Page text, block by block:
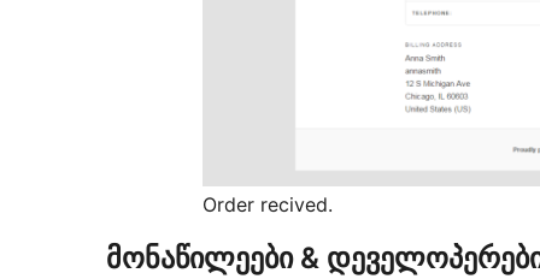
Order recived.
მონაწილეები &